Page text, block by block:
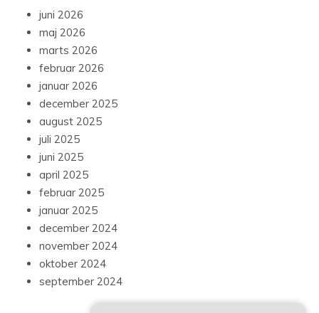
juni 2026
maj 2026
marts 2026
februar 2026
januar 2026
december 2025
august 2025
juli 2025
juni 2025
april 2025
februar 2025
januar 2025
december 2024
november 2024
oktober 2024
september 2024